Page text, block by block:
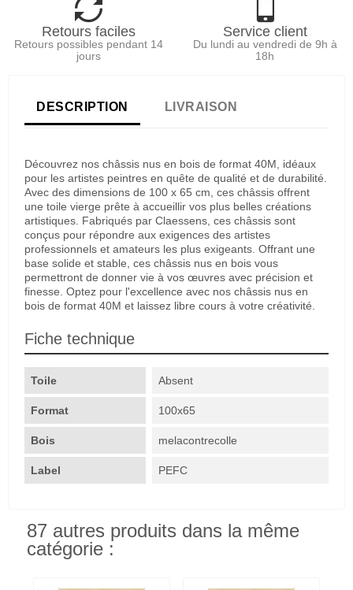
Retours faciles
Retours possibles pendant 14
jours
Service client
Du lundi au vendredi de 9h à
18h
DESCRIPTION LIVRAISON
Découvrez nos châssis nus en bois de format 40M, idéaux
pour les artistes peintres en quête de qualité et de durabilité.
Avec des dimensions de 100 x 65 cm, ces châssis offrent
une toile vierge prête à accueillir vos plus belles créations
artistiques. Fabriqués par Claessens, ces châssis sont
conçus pour répondre aux exigences des artistes
professionnels et amateurs les plus exigeants. Offrant une
base solide et stable, ces châssis nus en bois vous
permettront de donner vie à vos œuvres avec précision et
finesse. Optez pour l'excellence avec nos châssis nus en
bois de format 40M et laissez libre cours à votre créativité.
Fiche technique
Toile Absent
Format 100x65
Bois melacontrecolle
Label PEFC
87 autres produits dans la même
catégorie :